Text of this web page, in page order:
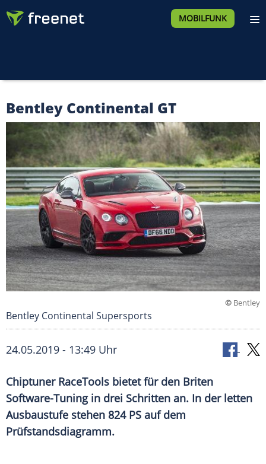
MOBILFUNK
Bentley Continental GT
© Bentley
Bentley Continental Supersports
24.05.2019 - 13:49 Uhr
Chiptuner RaceTools bietet für den Briten
Software-Tuning in drei Schritten an. In der letten
Ausbaustufe stehen 824 PS auf dem
Prüfstandsdiagramm.